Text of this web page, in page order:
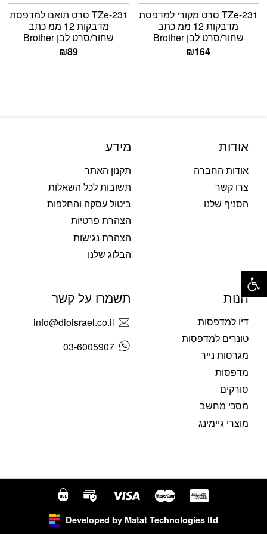
TZe-231 סרט מקורי למדפסת
מדבקות 12 ממ כתב
שחור/סרט לבן Brother
₪164
TZe-231 סרט תואם למדפסת
מדבקות 12 ממ כתב
שחור/סרט לבן Brother
₪89
אודות
אודות החברה
צרו קשר
הסניף שלנו
מידע
תקנון האתר
תשובות לכל השאלות
ביטול עסקה והחלפות
הצהרת פרטיות
הצהרת נגישות
הבלוג שלנו
חנות
דיו למדפסות
טונרים למדפסות
מגרסות נייר
מדפסות
סורקים
מסכי מחשב
מוצרי גיימינג
תשמרו על קשר
info@dioisrael.co.il
03-6005907
Developed by Matat Technologies ltd
פתח סרגל נגישות